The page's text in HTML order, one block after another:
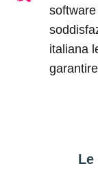
italiana
garantire
Le